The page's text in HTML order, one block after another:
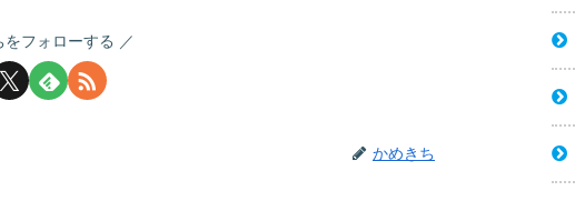
をフォローする
かめきち